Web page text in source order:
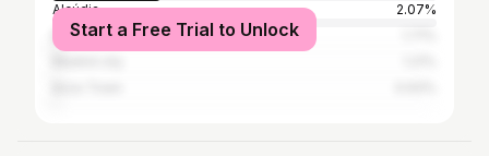
Alcúdia
2.07%
Barcelona City
Start a Free Trial to Unlock